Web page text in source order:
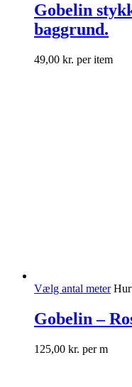
Gobelin
baggrund.
49,00 kr. per item
Vælg antal meter
Gobelin –
125,00 kr. per m